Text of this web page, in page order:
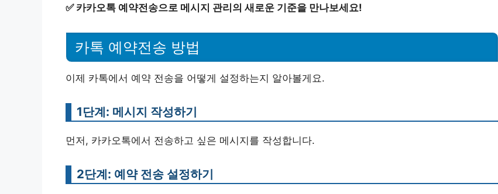
✅ 카카오톡 예약전송으로 메시지 관리의 새로운 기준을 만나보세요!
카톡 예약전송 방법
이제 카톡에서 예약 전송을 어떻게 설정하는지 알아볼게요.
1단계: 메시지 작성하기
먼저, 카카오톡에서 전송하고 싶은 메시지를 작성합니다.
2단계: 예약 전송 설정하기